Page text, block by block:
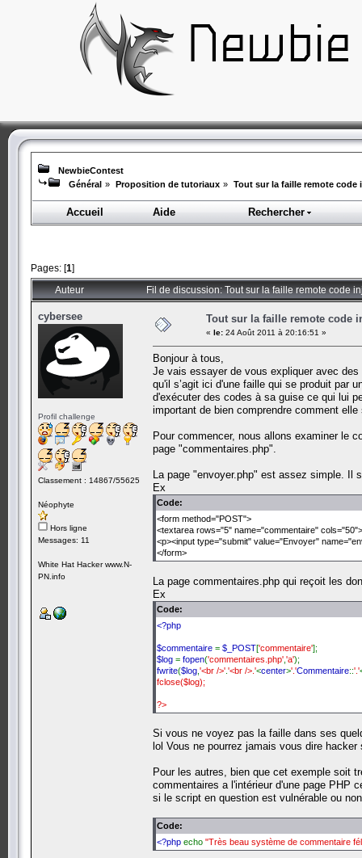
NewbieContest
Général » Proposition de tutoriaux » Tout sur la faille remote code
Accueil Aide Rechercher
Pages: [1]
Auteur Fil de discussion: Tout sur la faille remote code
cybersee
Profil challenge
Classement : 14867/55625
Néophyte
Hors ligne
Messages: 11
White Hat Hacker www.N-
PN.info
Tout sur la faille remote code
« le: 24 Août 2011 à 20:16:51 »
Bonjour à tous,
Je vais essayer de vous expliquer avec
qu'il s’agit ici d'une faille qui se produit par
d'exécuter des codes à sa guise ce qui lui
important de bien comprendre comment
Pour commencer, nous allons examiner le
page "commentaires.php".
La page "envoyer.php" est assez simple. Il
Ex
Code:
<form method="POST">
<textarea rows="5" name="commentaire"
<p><input type="submit" value="Envoyer"
</form>
La page commentaires.php qui reçoit les
Ex
Code:
<?php
$commentaire = $_POST['commentaire'];
$log = fopen('commentaires.php' 'a');
fwrite($log '<br />' '<br />.'<center>'.'Commentaire::'.'
fclose($log);
?>
Si vous ne voyez pas la faille dans ses
lol Vous ne pourrez jamais vous dire
Pour les autres, bien que cet exemple soit
commentaires a l'intérieur d'une page PHP
si le script en question est vulnérable ou
Code:
<?php echo "Très beau système de commentaire